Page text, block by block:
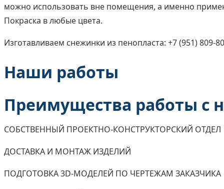
можно использовать вне помещения, а именно
Покраска в любые цвета.
Изготавливаем снежинки из пенопласта: +7 (951) 809-
Наши работы
Преимущества работы с
СОБСТВЕННЫЙ ПРОЕКТНО-КОНСТРУКТОРСКИЙ ОТДЕЛ
ДОСТАВКА И МОНТАЖ ИЗДЕЛИЙ
ПОДГОТОВКА 3D-МОДЕЛЕЙ ПО ЧЕРТЕЖАМ ЗАКАЗЧИКА